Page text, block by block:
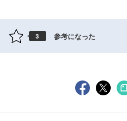
3 参考になった